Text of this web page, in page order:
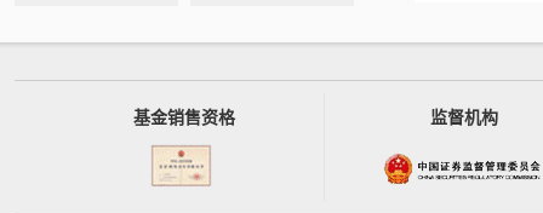
基金销售资格 监督机构